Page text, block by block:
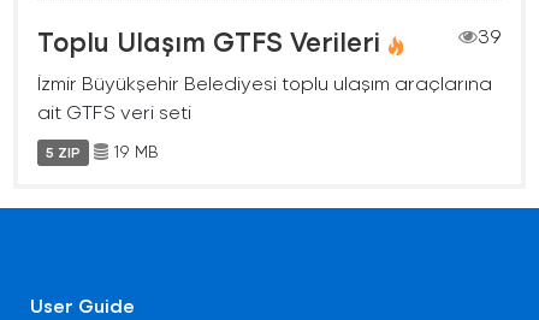
Toplu Ulaşım GTFS Verileri
39
İzmir Büyükşehir Belediyesi toplu ulaşım araçlarına
ait GTFS veri seti
5 ZIP 19 MB
User Guide